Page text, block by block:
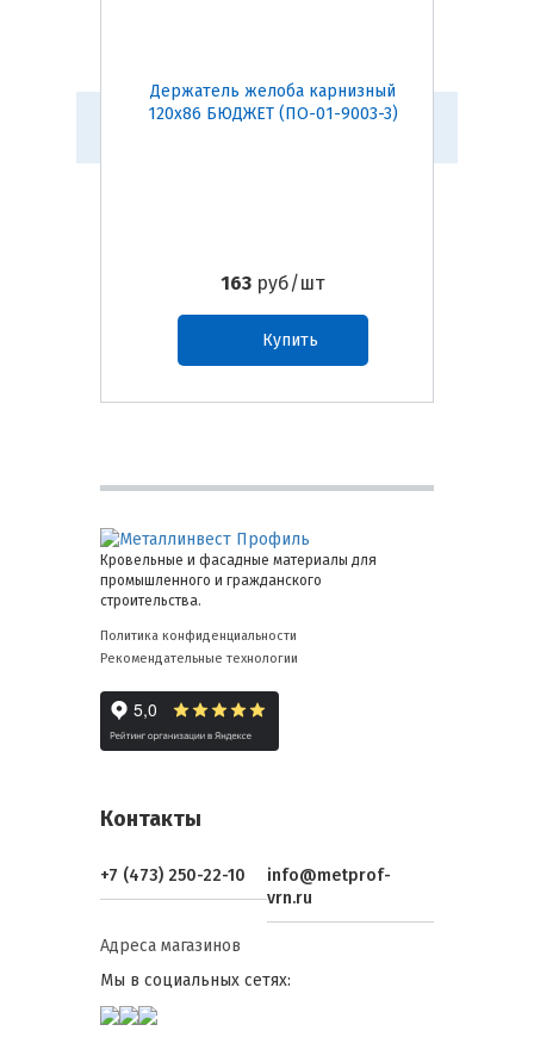
Держатель желоба карнизный
120х86 БЮДЖЕТ (ПО-01-9003-3)
163 руб/шт
Купить
Кровельные и фасадные материалы для
промышленного и гражданского
строительства.
Политика конфиденциальности
Рекомендательные технологии
Контакты
+7 (473) 250-22-10
info@metprof-
vrn.ru
Адреса магазинов
Мы в социальных сетях: